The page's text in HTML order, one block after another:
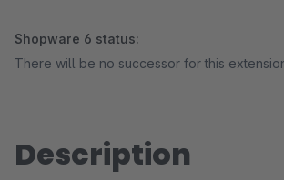
Shopware 6 status:
There will be no successor for this
Description